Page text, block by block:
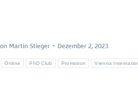
Martin Stieger Dezember 2, 2023
Online PhD Club Promotion Vienna